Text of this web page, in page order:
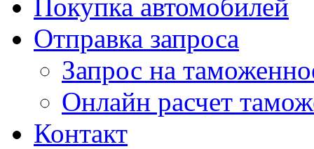
Покупка автомобилей
Отправка запроса
Запрос на
Онлайн расчет
Контакт